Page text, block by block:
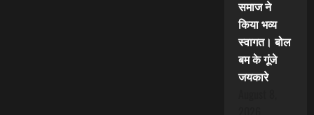
समाज ने
किया भव्य
स्वागत। बोल
बम के गूंजे
जयकारे